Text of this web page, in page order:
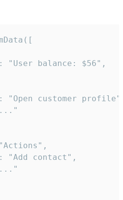
"User balance: $56",
"Open customer
"Add contact",